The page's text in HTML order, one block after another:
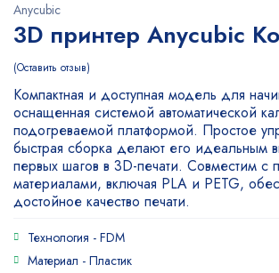
Anycubic
3D принтер Anycubic
Оставить отзыв
Компактная и доступная модель для
оснащенная системой автоматической
подогреваемой платформой. Простое
быстрая сборка делают его идеальным
первых шагов в 3D-печати. Совместим с
материалами, включая PLA и PETG,
достойное качество печати.
Технология - FDM
Материал - Пластик